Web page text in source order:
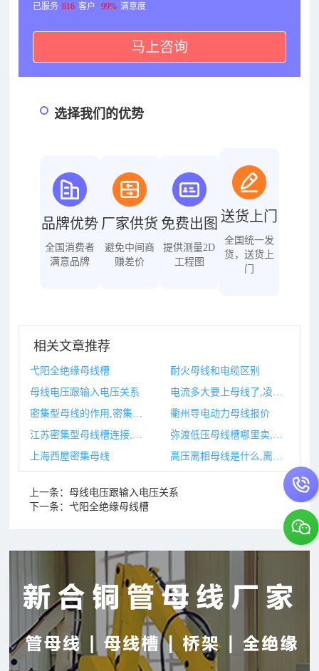
已服务 816 客户 99% 满意度
马上咨询
选择我们的优势
品牌优势
全国消费者
满意品牌
厂家供货
避免中间商
赚差价
免费出图
提供测量2D
工程图
送货上门
全国统一发
货，送货上
门
相关文章推荐
弋阳全绝缘母线槽
耐火母线和电缆区别
母线电压跟输入电压关系
电流多大要上母线了,凌博260相线电流和母线电流多大
衢州导电动力母线报价
上海西屋密集母线
上一条：母线电压跟输入电压关系
下一条：弋阳全绝缘母线槽